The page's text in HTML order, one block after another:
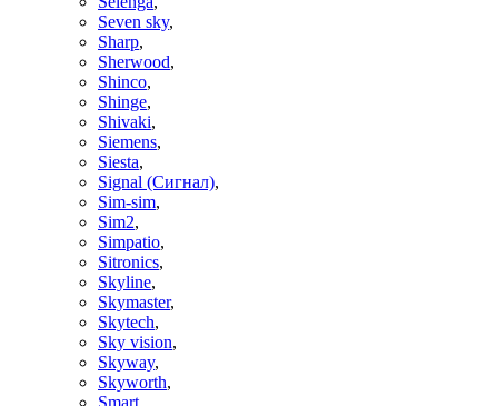
Seven sky,
Sharp,
Sherwood,
Shinco,
Shinge,
Shivaki,
Siemens,
Siesta,
Signal (Сигнал),
Sim-sim,
Sim2,
Simpatio,
Sitronics,
Skyline,
Skymaster,
Skytech,
Sky vision,
Skyway,
Skyworth,
Smart,